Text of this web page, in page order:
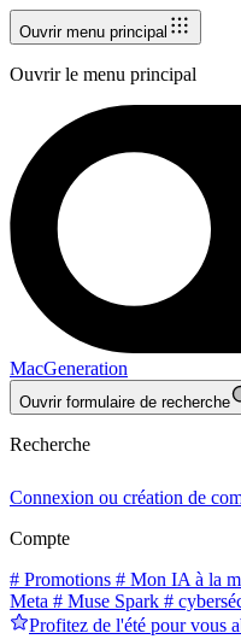
Ouvrir menu principal
Ouvrir le menu principal
MacGeneration
Ouvrir formulaire de recherche
Recherche
Connexion ou création de
Compte
# Promotions # Mon IA à la
Meta # Muse Spark #
Profitez de l'été pour vous